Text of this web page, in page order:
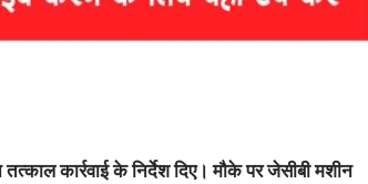
कार्रवाई के निर्देश दिए। मौके पर जेसीबी मशीन